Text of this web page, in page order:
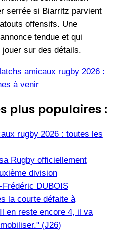
serrée si Biarritz parvient
offensifs. Une
tendue et qui
jouer sur des détails.
amicaux rugby 2026 :
à venir
plus populaires :
rugby 2026 : toutes les
Rugby officiellement
division
Frédéric DUBOIS
la courte défaite à
en reste encore 4, il va
(J26)